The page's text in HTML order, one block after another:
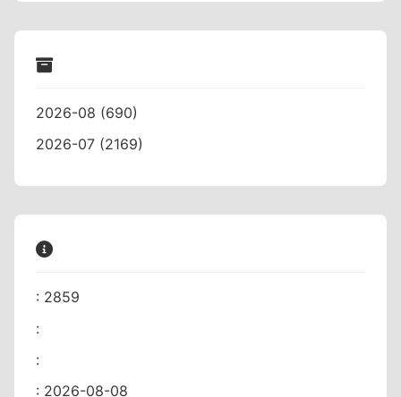
2026-08 (690)
2026-07 (2169)
: 2859
:
:
: 2026-08-08